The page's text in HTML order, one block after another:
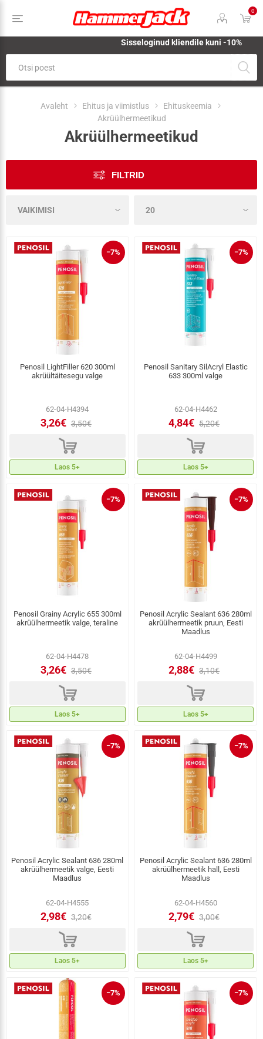
0
Sisseloginud kliendile kuni -10%
Avaleht Ehitus ja viimistlus
Ehituskeemia
Akrüülhermeetikud
Akrüülhermeetikud
FILTRID
−7%
Penosil LightFiller 620 300ml
akrüültäitesegu valge
62-04-H4394
3,26€ 3,50€
d
Laos 5+
−7%
Penosil Sanitary SilAcryl Elastic
633 300ml valge
62-04-H4462
4,84€ 5,20€
d
Laos 5+
−7%
Penosil Grainy Acrylic 655 300ml
akrüülhermeetik valge, teraline
62-04-H4478
3,26€ 3,50€
d
Laos 5+
−7%
Penosil Acrylic Sealant 636 280ml
akrüülhermeetik pruun, Eesti
Maadlus
62-04-H4499
2,88€ 3,10€
d
Laos 5+
−7%
Penosil Acrylic Sealant 636 280ml
akrüülhermeetik valge, Eesti
Maadlus
62-04-H4555
2,98€ 3,20€
d
Laos 5+
−7%
Penosil Acrylic Sealant 636 280ml
akrüülhermeetik hall, Eesti
Maadlus
62-04-H4560
2,79€ 3,00€
d
Laos 5+
−7% −7%